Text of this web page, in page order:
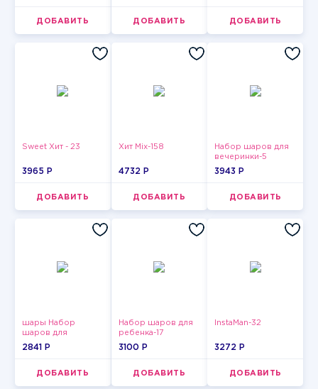
ДОБАВИТЬ ДОБАВИТЬ ДОБАВИТЬ
Sweet Хит - 23
3965 P
ДОБАВИТЬ
Хит Mix-158
4732 P
ДОБАВИТЬ
Набор шаров для
вечеринки-5
3943 P
ДОБАВИТЬ
шары Набор
шаров для
девушки-5
2841 P
ДОБАВИТЬ
Набор шаров для
ребенка-17
3100 P
ДОБАВИТЬ
InstaMan-32
3272 P
ДОБАВИТЬ